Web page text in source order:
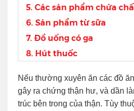
5. Các sản phẩm chứa
6. Sản phẩm từ sữa
7. Đồ uống có ga
8. Hút thuốc
Nếu thường xuyên ăn các đồ
gây ra chứng thận hư, và dần
trúc bên trong của thận. Tùy